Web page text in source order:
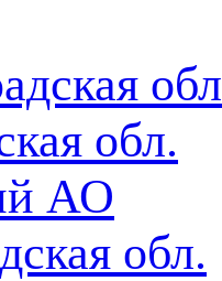
обл.
АО
обл.